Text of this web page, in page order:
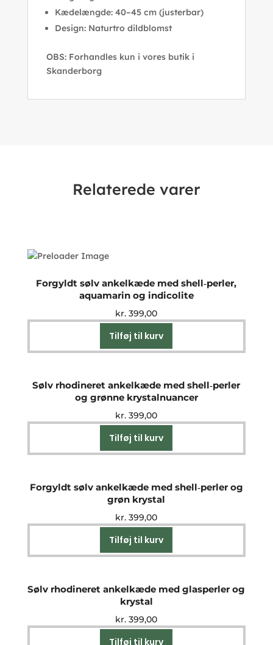
Kædelængde: 40–45 cm (justerbar)
Design: Naturtro dildblomst
OBS: Forhandles kun i vores butik i
Skanderborg
Relaterede varer
Forgyldt sølv ankelkæde med shell‑perler,
aquamarin og indicolite
kr. 399,00
Tilføj til kurv
Sølv rhodineret ankelkæde med shell‑perler
og grønne krystalnuancer
kr. 399,00
Tilføj til kurv
Forgyldt sølv ankelkæde med shell‑perler og
grøn krystal
kr. 399,00
Tilføj til kurv
Sølv rhodineret ankelkæde med glasperler og
krystal
kr. 399,00
Tilføj til kurv